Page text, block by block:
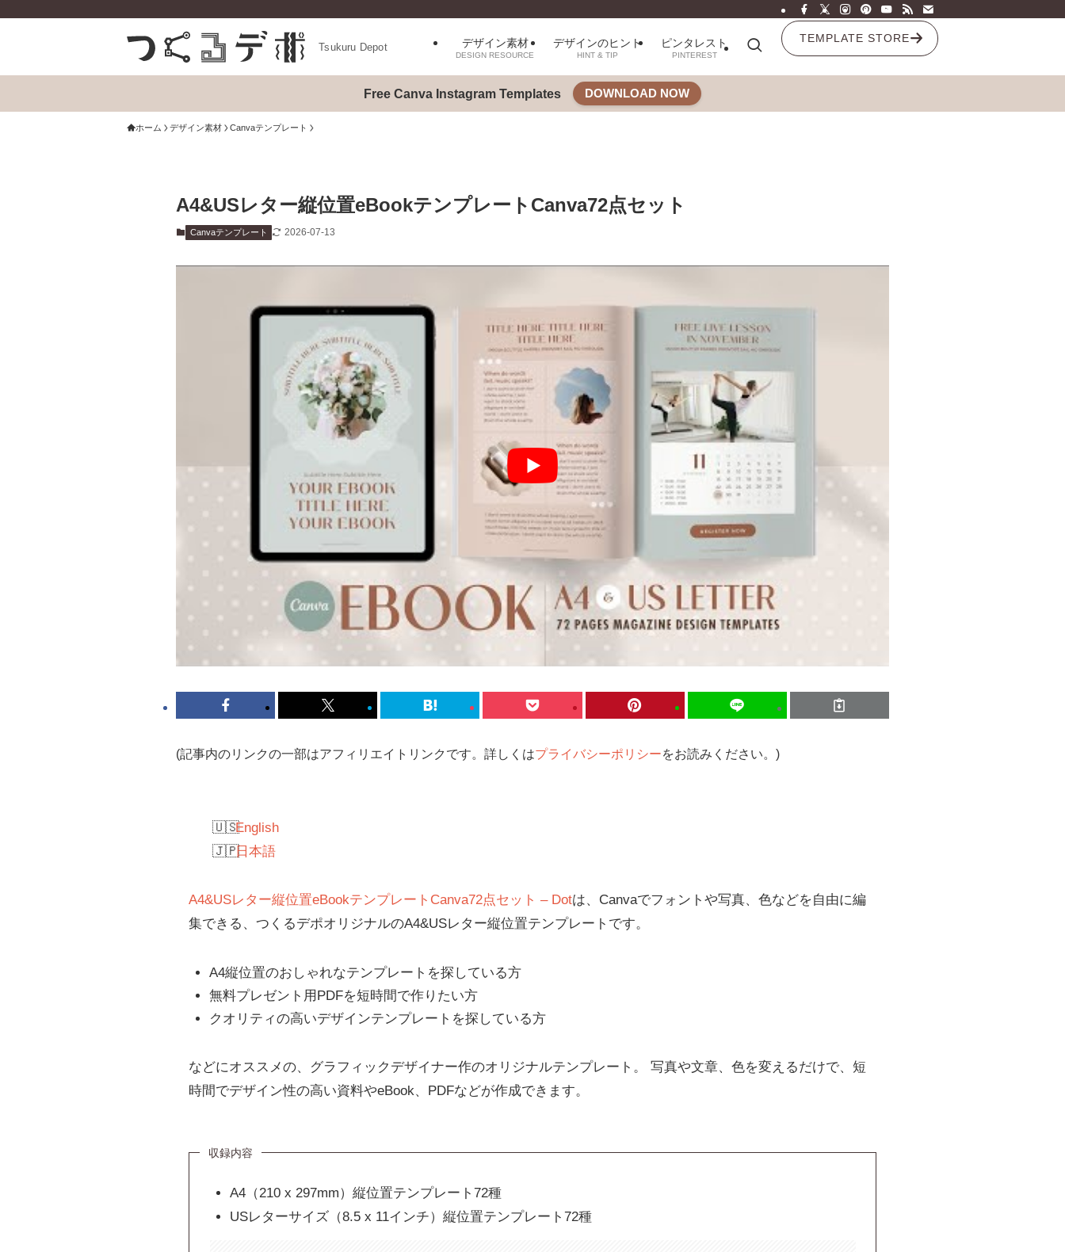
Tsukuru Depot デザイン素材
DESIGN RESOURCE
デザインのヒント
HINT & TIP
ピンタレスト
PINTEREST
TEMPLATE STORE
Free Canva Instagram Templates DOWNLOAD NOW
ホーム デザイン素材 Canvaテンプレート
A4&USレター縦位置eBookテンプレートCanva72点セット
Canvaテンプレート 2026-07-13
(記事内のリンクの一部はアフィリエイトリンクです。詳しくはプライバシーポリシーをお読みください。)
English
日本語
A4&USレター縦位置eBookテンプレートCanva72点セット – Dotは、Canvaでフォントや写真、色などを自由に編
集できる、つくるデポオリジナルのA4&USレター縦位置テンプレートです。
A4縦位置のおしゃれなテンプレートを探している方
無料プレゼント用PDFを短時間で作りたい方
クオリティの高いデザインテンプレートを探している方
などにオススメの、グラフィックデザイナー作のオリジナルテンプレート。 写真や文章、色を変えるだけで、短
時間でデザイン性の高い資料やeBook、PDFなどが作成できます。
収録内容
A4（210 x 297mm）縦位置テンプレート72種
USレターサイズ（8.5 x 11インチ）縦位置テンプレート72種